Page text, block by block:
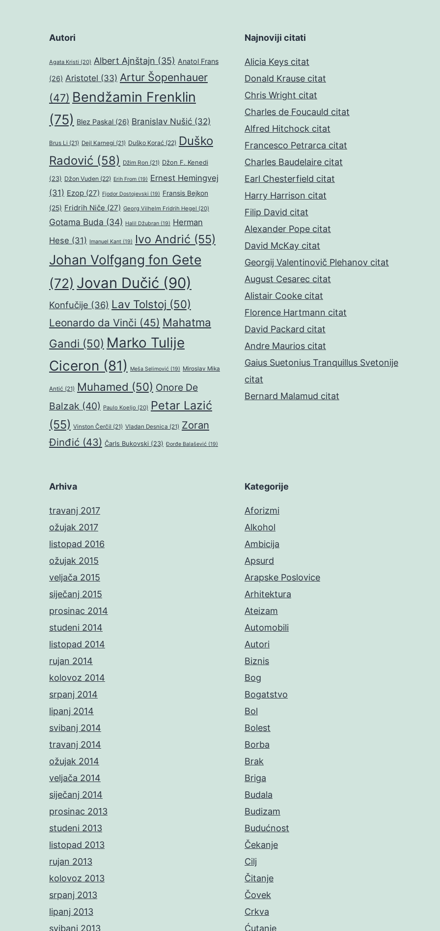
Autori
Agata Kristi (20) Albert Ajnštajn (35) Anatol Frans
(26) Aristotel (33) Artur Šopenhauer
(47) Bendžamin Frenklin
(75) Blez Paskal (26) Branislav Nušić (32)
Brus Li (21) Dejl Karnegi (21) Duško Korać (22) Duško
Radović (58) Džim Ron (21) Džon F. Kenedi
(23) Džon Vuden (22) Erih From (19) Ernest Hemingvej
(31) Ezop (27) Fjodor Dostojevski (19) Fransis Bejkon
(25) Fridrih Niče (27) Georg Vilhelm Fridrih Hegel (20)
Gotama Buda (34) Halil Džubran (19) Herman
Hese (31) Imanuel Kant (19) Ivo Andrić (55)
Johan Volfgang fon Gete
(72) Jovan Dučić (90)
Konfučije (36) Lav Tolstoj (50)
Leonardo da Vinči (45) Mahatma
Gandi (50) Marko Tulije
Ciceron (81) Meša Selimović (19) Miroslav Mika
Antić (21) Muhamed (50) Onore De
Balzak (40) Paulo Koeljo (20) Petar Lazić
(55) Vinston Čerčil (21) Vladan Desnica (21) Zoran
Đinđić (43) Čarls Bukovski (23) Đorđe Balašević (19)
Najnoviji citati
Alicia Keys citat
Donald Krause citat
Chris Wright citat
Charles de Foucauld citat
Alfred Hitchock citat
Francesco Petrarca citat
Charles Baudelaire citat
Earl Chesterfield citat
Harry Harrison citat
Filip David citat
Alexander Pope citat
David McKay citat
Georgij Valentinovič Plehanov citat
August Cesarec citat
Alistair Cooke citat
Florence Hartmann citat
David Packard citat
Andre Maurios citat
Gaius Suetonius Tranquillus Svetonije
citat
Bernard Malamud citat
Arhiva
travanj 2017
ožujak 2017
listopad 2016
ožujak 2015
veljača 2015
siječanj 2015
prosinac 2014
studeni 2014
listopad 2014
rujan 2014
kolovoz 2014
srpanj 2014
lipanj 2014
svibanj 2014
travanj 2014
ožujak 2014
veljača 2014
siječanj 2014
prosinac 2013
studeni 2013
listopad 2013
rujan 2013
kolovoz 2013
srpanj 2013
lipanj 2013
svibanj 2013
Kategorije
Aforizmi
Alkohol
Ambicija
Apsurd
Arapske Poslovice
Arhitektura
Ateizam
Automobili
Autori
Biznis
Bog
Bogatstvo
Bol
Bolest
Borba
Brak
Briga
Budala
Budizam
Budućnost
Čekanje
Cilj
Čitanje
Čovek
Crkva
Ćutanje